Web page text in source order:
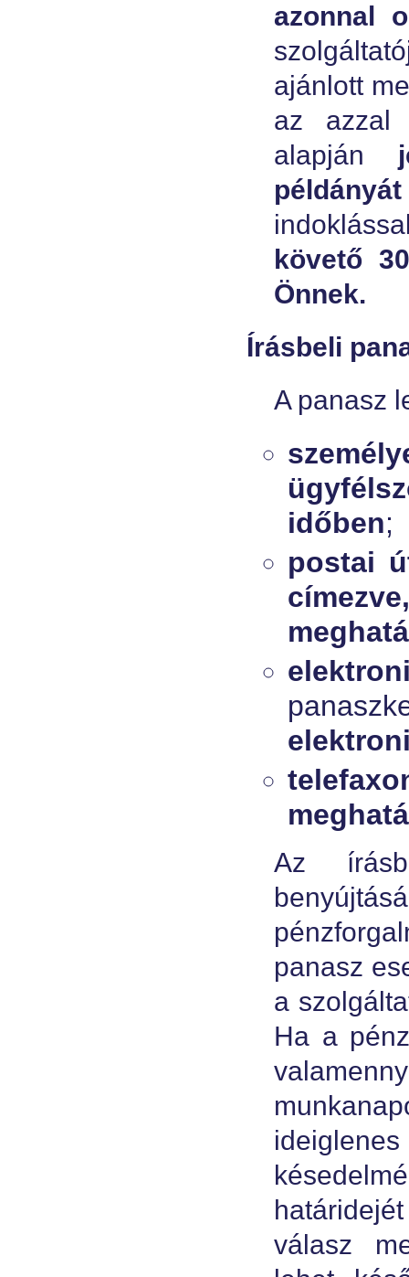
azonnal
ajánlott
az azzal
alapján
példányát
követő
Önnek.
Írásbeli
A panasz
időben;
postai
Az
panasz
a
Ha a
válasz